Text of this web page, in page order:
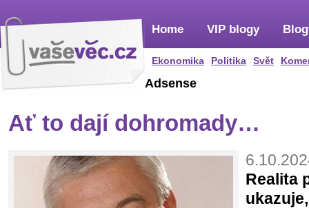
Home
Ekonomika Politika Svět
VIP blogy
Adsense
Ať to dají dohromady…
Realita